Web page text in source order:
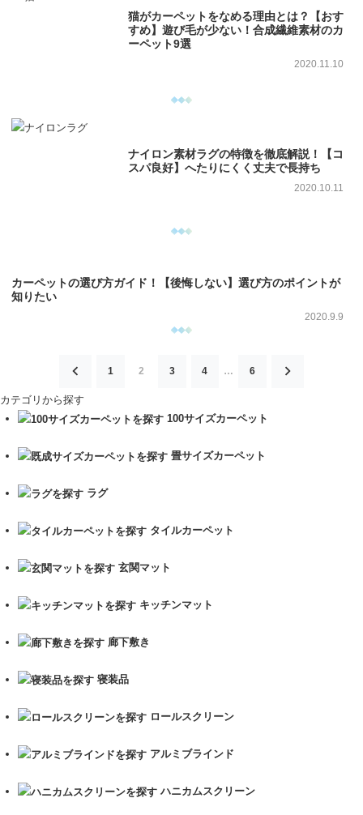
猫がカーペットをなめる理由とは？【おす
すめ】遊び毛が少ない！合成繊維素材のカ
ーペット9選
2020.11.10
ナイロン素材ラグの特徴を徹底解説！【コ
スパ良好】へたりにくく丈夫で長持ち
2020.10.11
カーペットの選び方ガイド！【後悔しない】選び方のポイントが
知りたい
2020.9.9
の
ー
送
り
1 2 3 4 … 6
カテゴリから探す
100サイズカーペット
畳サイズカーペット
ラグ
タイルカーペット
玄関マット
キッチンマット
廊下敷き
寝装品
ロールスクリーン
アルミブラインド
ハニカムスクリーン